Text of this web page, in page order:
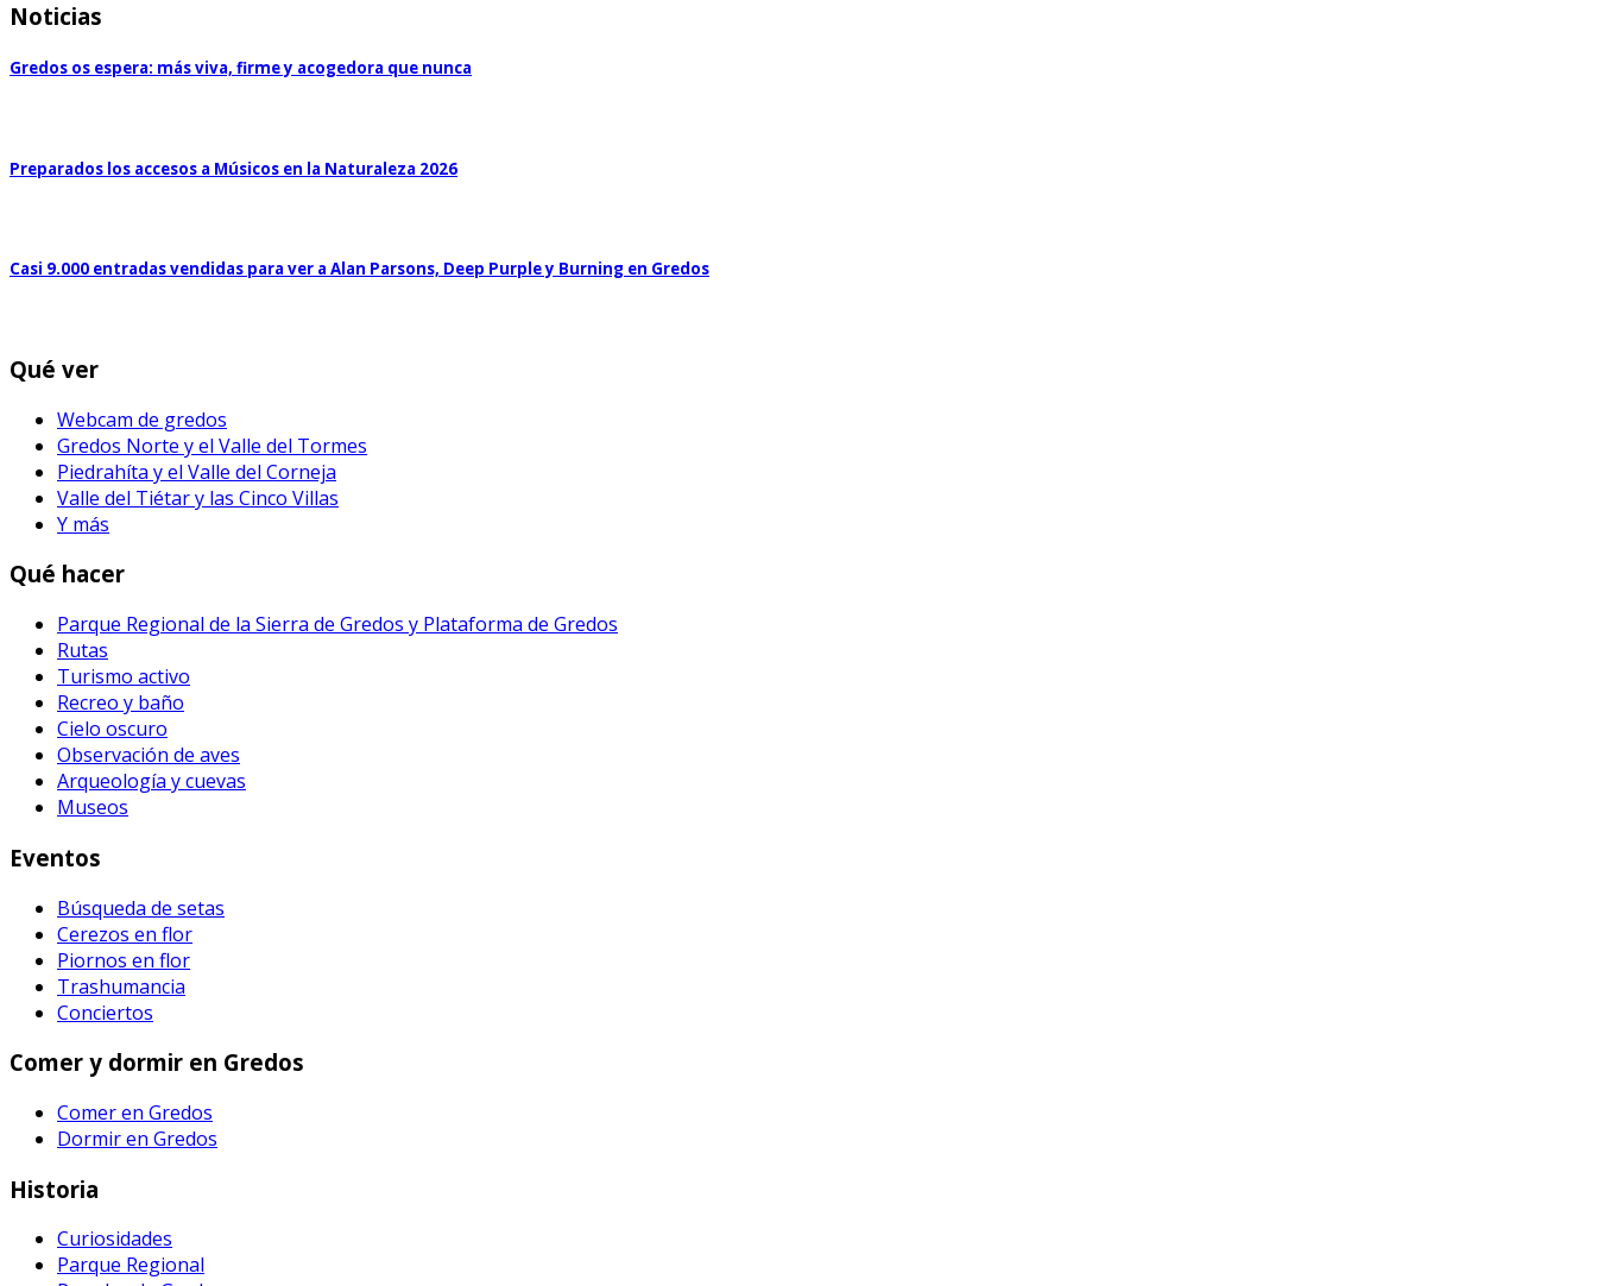
Noticias
Gredos os espera: más viva, firme y acogedora que nunca
Preparados los accesos a Músicos en la Naturaleza 2026
Casi 9.000 entradas vendidas para ver a Alan Parsons, Deep Purple y Burning en Gredos
Qué ver
Webcam de gredos
Gredos Norte y el Valle del Tormes
Piedrahíta y el Valle del Corneja
Valle del Tiétar y las Cinco Villas
Y más
Qué hacer
Parque Regional de la Sierra de Gredos y Plataforma de Gredos
Rutas
Turismo activo
Recreo y baño
Cielo oscuro
Observación de aves
Arqueología y cuevas
Museos
Eventos
Búsqueda de setas
Cerezos en flor
Piornos en flor
Trashumancia
Conciertos
Comer y dormir en Gredos
Comer en Gredos
Dormir en Gredos
Historia
Curiosidades
Parque Regional